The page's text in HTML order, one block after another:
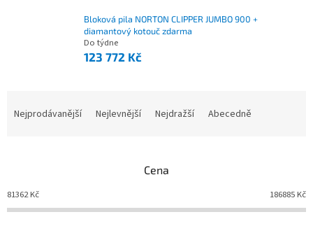
Bloková pila NORTON CLIPPER JUMBO 900 +
diamantový kotouč zdarma
Do týdne
123 772 Kč
Ř
í
p
Nejprodávanější Nejlevnější Nejdražší Abecedně
Cena
81362Kč 186885 Kč